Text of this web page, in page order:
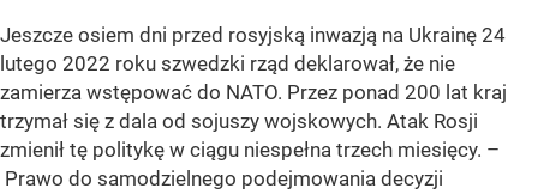
Jeszcze osiem dni przed rosyjską inwazją na Ukrainę 24
lutego 2022 roku szwedzki rząd deklarował, że nie
zamierza wstępować do NATO. Przez ponad 200 lat kraj
trzymał się z dala od sojuszy wojskowych. Atak Rosji
zmienił tę politykę w ciągu niespełna trzech miesięcy. –
Prawo do samodzielnego podejmowania decyzji